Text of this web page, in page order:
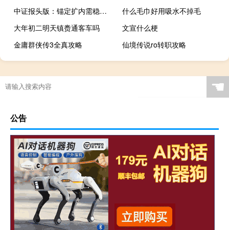
中证报头版：锚定扩内需稳增长宏观政策协同发力
什么毛巾好用吸水不掉毛
大年初二明天镇赉通客车吗
文宣什么梗
金庸群侠传3全真攻略
仙境传说ro转职攻略
☚
公告